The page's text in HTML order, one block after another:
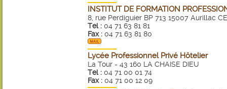
INSTITUT DE FORMATION
8, rue Perdiguier BP 713 15007 Aurillac
Tel : 04 71 63 81 81
Fax : 04 71 63 81 80
Lycée Professionnel Privé Hôtelier
La Tour - 43 160 LA CHAISE DIEU
Tel : 04 71 00 01 74
Fax : 04 71 00 12 09